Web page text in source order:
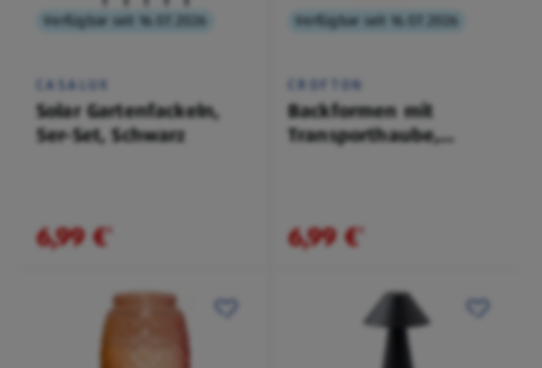
Verfügbar seit 16.07.2026
CASALUX
Solar Gartenfackeln,
5er-Set, Schwarz
6,99 €¹
Verfügbar seit 16.07.2026
CROFTON
Backformen mit
Transporthaube,
6,99 €¹